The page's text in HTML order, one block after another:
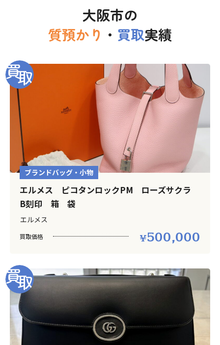
大阪市の
質預かり ・ 買取実績
ブランドバッグ・小物
エルメス ピコタンロックPM ローズサクラ
B刻印 箱 袋
エルメス
買取価格 500,000